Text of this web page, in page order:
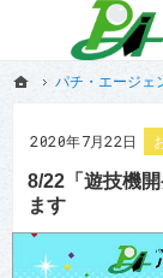
パチ・エージ
2020年7月22日
8/22「遊技機
ます
遊技機メーカーの求人多数
利用者完全無料！パチンコ
ホーム
パチ・エージェ